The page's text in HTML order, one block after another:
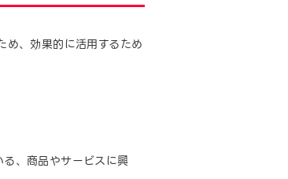
め、効果的に活用するため
、商品やサービスに興